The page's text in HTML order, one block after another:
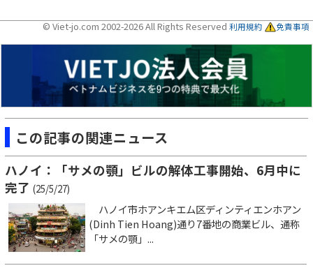
© Viet-jo.com 2002-2026 All Rights Reserved 利用規約 免責事項
この記事の関連ニュース
ハノイ：「サメの顎」ビルの解体工事開始、6月中に
完了 (25/5/27)
ハノイ市ホアンキエム区ディンティエンホアン
(Dinh Tien Hoang)通り7番地の商業ビル、通称
「サメの顎」...